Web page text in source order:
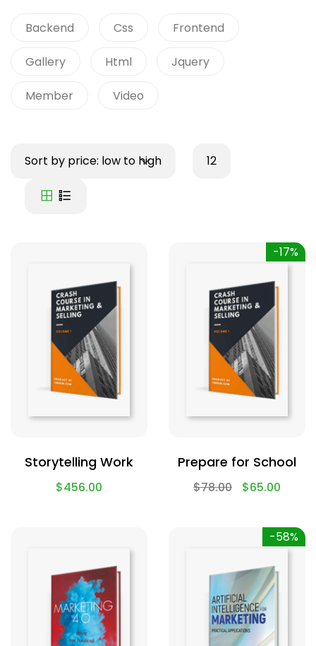
Backend Css Frontend
Gallery Html Jquery
Member Video
Sort by price: low to high 12
Storytelling Work
$456.00
-17%
Prepare for School
$78.00 $65.00
-58%